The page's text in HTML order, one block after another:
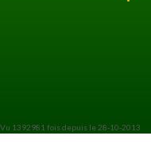
Vu 1392981 fois depuis le 28-10-2013